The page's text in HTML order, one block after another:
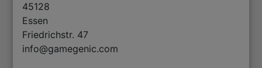
45128
Essen
Friedrichstr. 47
info@gamegenic.com